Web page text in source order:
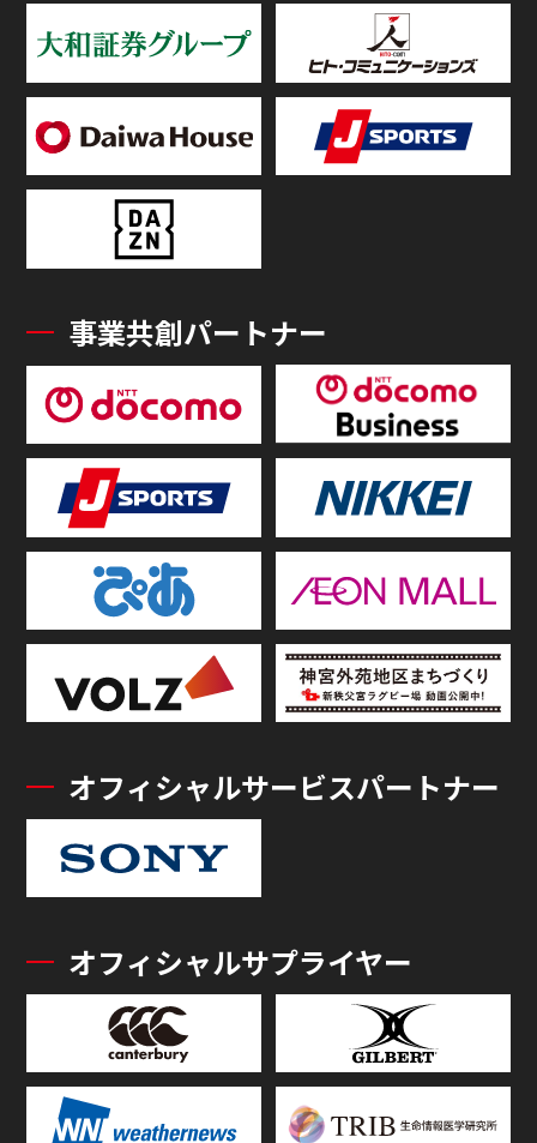
事業共創パートナー
オフィシャルサービスパートナー
オフィシャルサプライヤー